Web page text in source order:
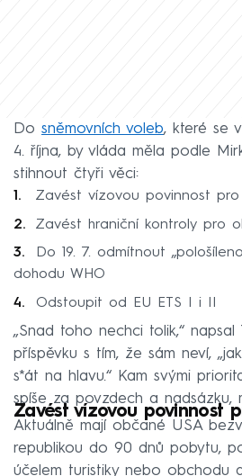
Do sněmovních voleb, které se
4. října, by vláda měla podle
stihnout čtyři věci:
Zavést vízovou povinnost
Zavést hraniční kontroly pro
Do 19. 7. odmítnout
dohodu WHO
Odstoupit od EU ETS I i II
„Snad toho nechci tolik,“ napsal
příspěvku s tím, že sám neví,
s*át na hlavu.“ Kam svými
spíše za povzdech a nadsázku,
Zavést vízovou povinnost
Aktuálně mají občané USA
republikou do 90 dnů pobytu,
účelem turistiky nebo obchodu